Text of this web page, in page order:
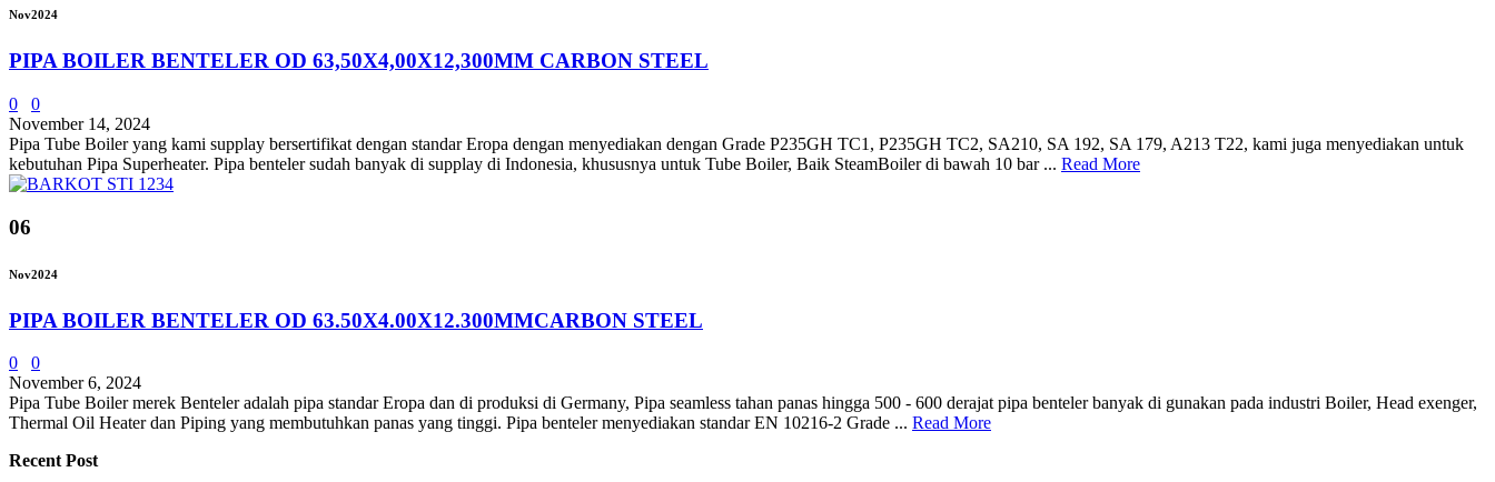
Nov2024
PIPA BOILER BENTELER OD 63,50X4,00X12,300MM CARBON STEEL
0
0
November 14, 2024
Pipa Tube Boiler yang kami supplay bersertifikat dengan standar Eropa dengan menyediakan dengan Grade P235GH TC1, P235GH TC2, SA210, SA 192, SA 179, A213 T22, kami juga menyediakan untuk
kebutuhan Pipa Superheater. Pipa benteler sudah banyak di supplay di Indonesia, khususnya untuk Tube Boiler, Baik SteamBoiler di bawah 10 bar ... Read More
06
Nov2024
PIPA BOILER BENTELER OD 63.50X4.00X12.300MMCARBON STEEL
0
0
November 6, 2024
Pipa Tube Boiler merek Benteler adalah pipa standar Eropa dan di produksi di Germany, Pipa seamless tahan panas hingga 500 - 600 derajat pipa benteler banyak di gunakan pada industri Boiler, Head exenger,
Thermal Oil Heater dan Piping yang membutuhkan panas yang tinggi. Pipa benteler menyediakan standar EN 10216-2 Grade ... Read More
Recent Post